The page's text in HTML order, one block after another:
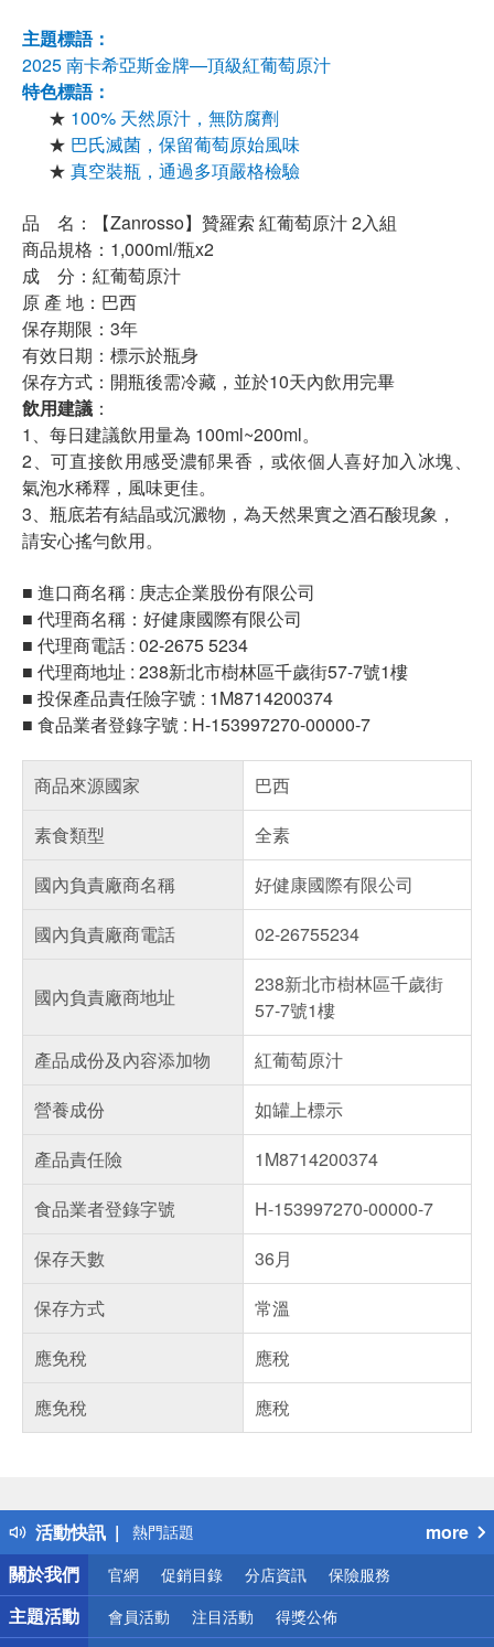
主題標語：
2025 南卡希亞斯金牌—頂級紅葡萄原汁
特色標語：
★ 100% 天然原汁，無防腐劑
★ 巴氏滅菌，保留葡萄原始風味
★ 真空裝瓶，通過多項嚴格檢驗
品 名：【Zanrosso】贊羅索 紅葡萄原汁 2入組
商品規格：1,000ml/瓶x2
成 分：紅葡萄原汁
原 產 地：巴西
保存期限：3年
有效日期：標示於瓶身
保存方式：開瓶後需冷藏，並於10天內飲用完畢
飲用建議 ：
1、每日建議飲用量為 100ml~200ml。
2、可直接飲用感受濃郁果香，或依個人喜好加入冰塊、
氣泡水稀釋，風味更佳。
3、瓶底若有結晶或沉澱物，為天然果實之酒石酸現象，
請安心搖勻飲用。
■ 進口商名稱 : 庚志企業股份有限公司
■ 代理商名稱：好健康國際有限公司
■ 代理商電話 : 02-2675 5234
■ 代理商地址 : 238新北市樹林區千歲街57-7號1樓
■ 投保產品責任險字號 : 1M8714200374
■ 食品業者登錄字號 : H-153997270-00000-7
商品來源國家
巴西
素食類型
全素
國內負責廠商名稱
好健康國際有限公司
國內負責廠商電話
02-26755234
國內負責廠商地址
238新北市樹林區千歲街
57-7號1樓
產品成份及內容添加物
紅葡萄原汁
營養成份
如罐上標示
產品責任險
1M8714200374
食品業者登錄字號
H-153997270-00000-7
保存天數
36月
保存方式
常溫
應免稅
應稅
應免稅
應稅
活動快訊
得獎公告
熱門話題
銀行優惠
偏遠地區配送
詐騙網頁！請小心！
more
關於我們
官網 促銷目錄 分店資訊 保險服務
主題活動 會員活動 注目活動 得獎公佈